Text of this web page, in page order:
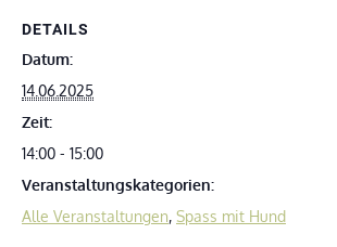
DETAILS
Datum:
14.06.2025
Zeit:
14:00 - 15:00
Veranstaltungskategorien:
Alle Veranstaltungen, Spass mit Hund